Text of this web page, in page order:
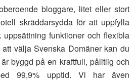
bloggare, litet eller stort
skräddarsydda för att uppfylla
funktioner och flexibla
välja Svenska Domäner kan du
byggd på en kraftfull, pålitlig och
99,9% upptid. Vi har även